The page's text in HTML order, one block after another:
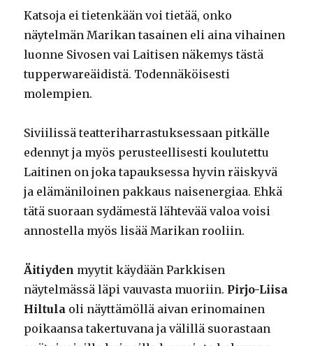
Katsoja ei tietenkään voi tietää, onko
näytelmän Marikan tasainen eli aina vihainen
luonne Sivosen vai Laitisen näkemys tästä
tupperwareäidistä. Todennäköisesti
molempien.
Siviilissä teatteriharrastuksessaan pitkälle
edennyt ja myös perusteellisesti koulutettu
Laitinen on joka tapauksessa hyvin räiskyvä
ja elämäniloinen pakkaus naisenergiaa. Ehkä
tätä suoraan sydämestä lähtevää valoa voisi
annostella myös lisää Marikan rooliin.
Äitiyden myytit käydään Parkkisen
näytelmässä läpi vauvasta muoriin. Pirjo-Liisa
Hiltula oli näyttämöllä aivan erinomainen
poikaansa takertuvana ja välillä suorastaan